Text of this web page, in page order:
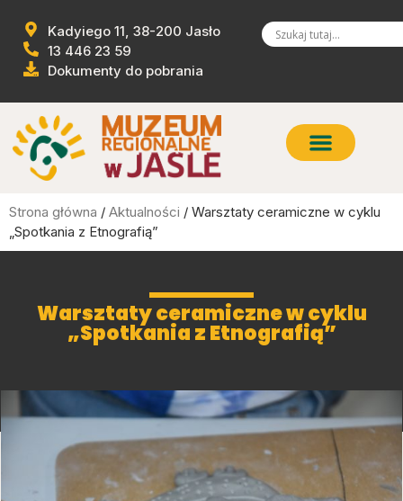
Kadyiego 11, 38-200 Jasło
13 446 23 59
Dokumenty do pobrania
Strona główna / Aktualności / Warsztaty ceramiczne w cyklu
„Spotkania z Etnografią”
Warsztaty ceramiczne w cyklu
„Spotkania z Etnografią”